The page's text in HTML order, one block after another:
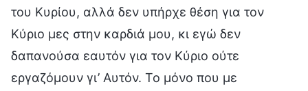
του Κυρίου, αλλά δεν υπήρχε θέση για τον
Κύριο μες στην καρδιά μου, κι εγώ δεν
δαπανούσα εαυτόν για τον Κύριο ούτε
εργαζόμουν γι’ Αυτόν. Το μόνο που με